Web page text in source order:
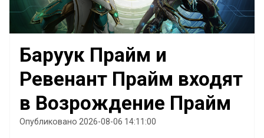
Баруук Прайм и
Ревенант Прайм входят
в Возрождение Прайм
Опубликовано 2026-08-06 14:11:00